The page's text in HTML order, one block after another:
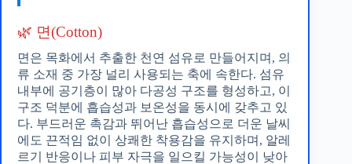
🌿 면(Cotton)
면은 목화에서 추출한 천연 섬유로 만들어지며, 의
류 소재 중 가장 널리 사용되는 축에 속한다. 섬유
내부에 공기층이 많아 다공성 구조를 형성하고, 이
구조 덕분에 흡습성과 보온성을 동시에 갖추고 있
다. 부드러운 촉감과 뛰어난 흡습성으로 더운 날씨
에도 끈적임 없이 상쾌한 착용감을 유지하며, 알레
르기 반응이나 피부 자극을 일으킬 가능성이 낮아